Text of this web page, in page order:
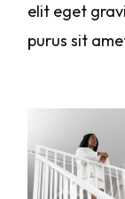
elit eget
purus sit